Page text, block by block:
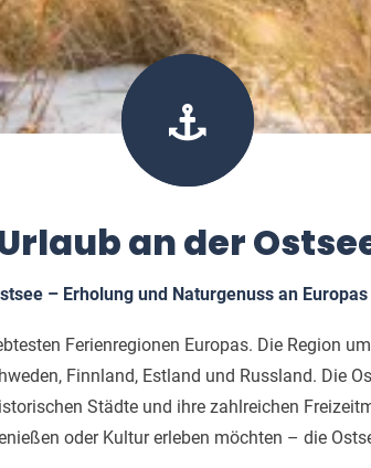
an der
– Erholung und Naturgenuss an
Ferienregionen Europas. Die Region
Finnland, Estland und Russland. Die
Städte und ihre zahlreichen
oder Kultur erleben möchten – die